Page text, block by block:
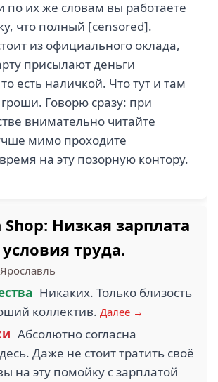
по их же словам вы работаете
что полный [censored].
из официального оклада,
присылают деньги
есть наличкой. Что тут и там
Говорю сразу: при
внимательно читайте
мимо проходите
на эту позорную контору.
Shop: Низкая зарплата
труда.
Ярославль
Никаких. Только близость
коллектив. Далее →
Абсолютно согласна
Даже не стоит тратить своё
на эту помойку с зарплатой